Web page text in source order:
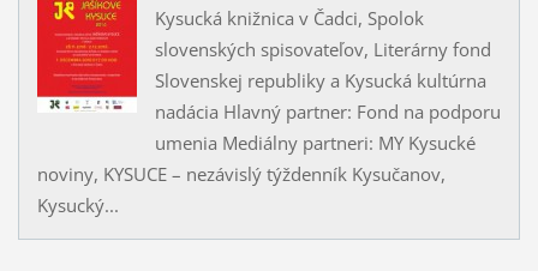
Kysucká knižnica v Čadci, Spolok
slovenských spisovateľov, Literárny fond
Slovenskej republiky a Kysucká kultúrna
nadácia Hlavný partner: Fond na podporu
umenia Mediálny partneri: MY Kysucké
noviny, KYSUCE – nezávislý týždenník Kysučanov,
Kysucký...